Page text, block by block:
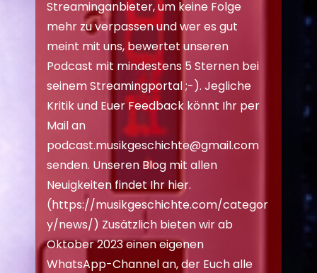
Streaminganbieter, um keine Folge
mehr zu verpassen und wer es gut
meint mit uns, bewertet unseren
Podcast mit mindestens 5 Sternen bei
seinem Streamingportal ;-). Jegliche
Kritik und Euer Feedback könnt Ihr per
Mail an
podcast.musikgeschichte@gmail.com
senden. Unseren Blog mit allen
Neuigkeiten findet Ihr hier.
(https://musikgeschichte.com/categor
y/news/) Zusätzlich bieten wir ab
Oktober 2023 einen eigenen
WhatsApp-Channel an, der Euch alle